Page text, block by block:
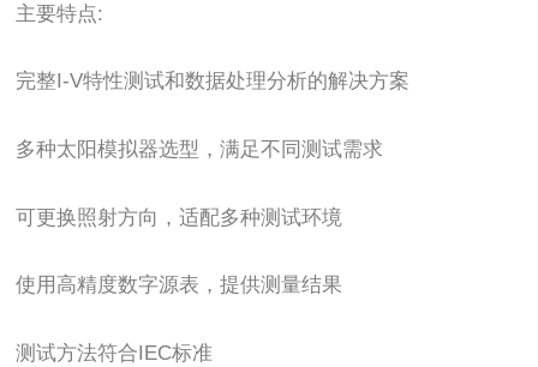
主要特点:
完整I-V特性测试和数据处理分析的解决方案
多种太阳模拟器选型，满足不同测试需求
可更换照射方向，适配多种测试环境
使用高精度数字源表，提供测量结果
测试方法符合IEC标准